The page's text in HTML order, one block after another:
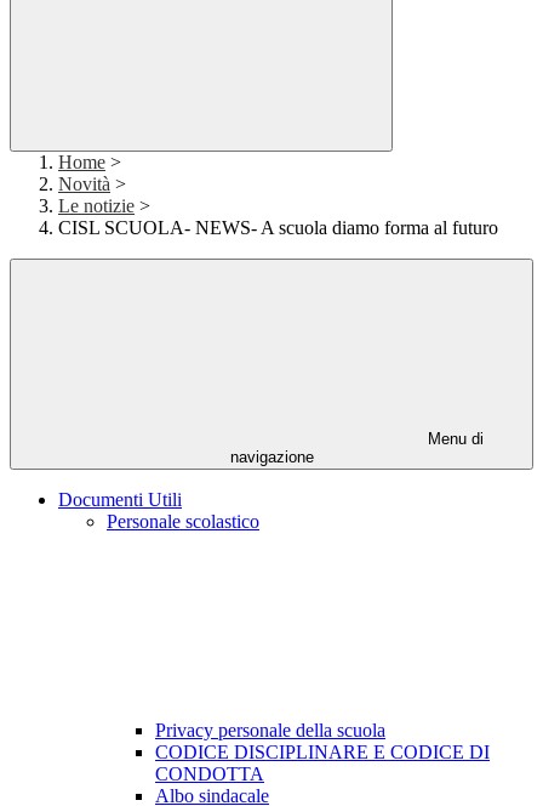
Home >
Novità >
Le notizie >
CISL SCUOLA- NEWS- A scuola diamo forma al futuro
Menu di
navigazione
Documenti Utili
Personale scolastico
Privacy personale della scuola
CODICE DISCIPLINARE E CODICE DI
CONDOTTA
Albo sindacale